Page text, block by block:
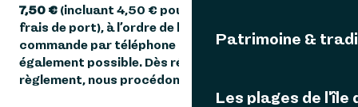
Patrimoine &
Les plages de l'île
7,50 € (incluant 4,50 € pour le guide et 3,00 € de
frais de port), à l’ordre de l’Office de Tourisme. Une
commande par téléphone (vente à distance) est
également possible. Dès réception de votre
règlement, nous procédons à l’envoi du guide.